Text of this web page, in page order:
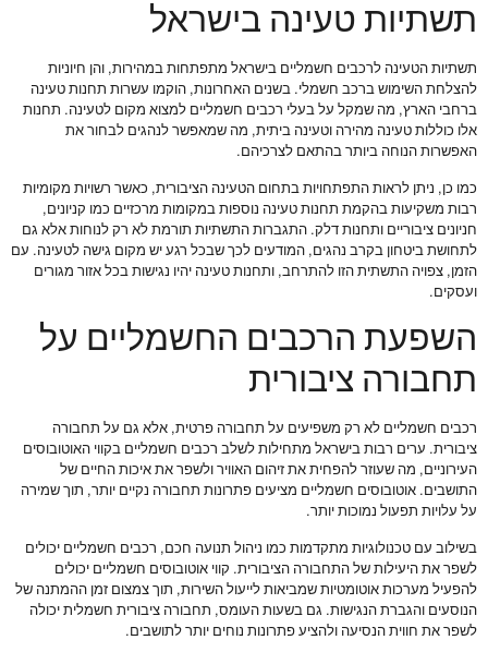
תשתיות טעינה בישראל
תשתיות הטעינה לרכבים חשמליים בישראל מתפתחות במהירות, והן חיוניות
להצלחת השימוש ברכב חשמלי. בשנים האחרונות, הוקמו עשרות תחנות טעינה
ברחבי הארץ, מה שמקל על בעלי רכבים חשמליים למצוא מקום לטעינה. תחנות
אלו כוללות טעינה מהירה וטעינה ביתית, מה שמאפשר לנהגים לבחור את
האפשרות הנוחה ביותר בהתאם לצרכיהם.
כמו כן, ניתן לראות התפתחויות בתחום הטעינה הציבורית, כאשר רשויות מקומיות
רבות משקיעות בהקמת תחנות טעינה נוספות במקומות מרכזיים כמו קניונים,
חניונים ציבוריים ותחנות דלק. התגברות התשתיות תורמת לא רק לנוחות אלא גם
לתחושת ביטחון בקרב נהגים, המודעים לכך שבכל רגע יש מקום גישה לטעינה. עם
הזמן, צפויה התשתית הזו להתרחב, ותחנות טעינה יהיו נגישות בכל אזור מגורים
ועסקים.
השפעת הרכבים החשמליים על
תחבורה ציבורית
רכבים חשמליים לא רק משפיעים על תחבורה פרטית, אלא גם על תחבורה
ציבורית. ערים רבות בישראל מתחילות לשלב רכבים חשמליים בקווי האוטובוסים
העירוניים, מה שעוזר להפחית את זיהום האוויר ולשפר את איכות החיים של
התושבים. אוטובוסים חשמליים מציעים פתרונות תחבורה נקיים יותר, תוך שמירה
על עלויות תפעול נמוכות יותר.
בשילוב עם טכנולוגיות מתקדמות כמו ניהול תנועה חכם, רכבים חשמליים יכולים
לשפר את היעילות של התחבורה הציבורית. קווי אוטובוסים חשמליים יכולים
להפעיל מערכות אוטומטיות שמביאות לייעול השירות, תוך צמצום זמן ההמתנה של
הנוסעים והגברת הנגישות. גם בשעות העומס, תחבורה ציבורית חשמלית יכולה
לשפר את חווית הנסיעה ולהציע פתרונות נוחים יותר לתושבים.